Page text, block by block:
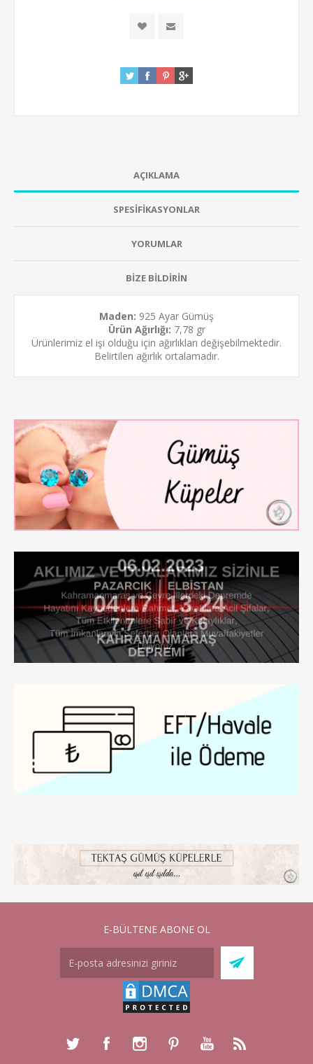
AÇIKLAMA
SPESİFİKASYONLAR
YORUMLAR
BİZE BİLDİRİN
Maden: 925 Ayar Gümüş
Ürün Ağırlığı: 7,78 gr
Ürünlerimiz el işi olduğu için ağırlıkları değişebilmektedir.
Belirtilen ağırlık ortalamadır.
E-BÜLTENE ABONE OL